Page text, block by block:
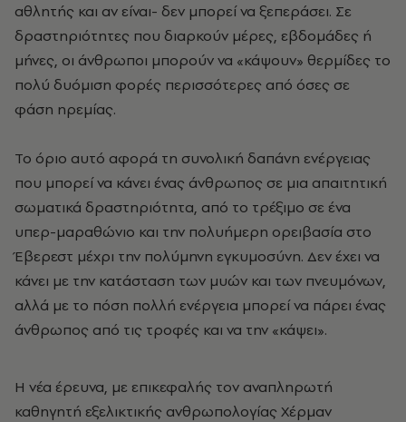
αθλητής και αν είναι- δεν μπορεί να ξεπεράσει. Σε
δραστηριότητες που διαρκούν μέρες, εβδομάδες ή
μήνες, οι άνθρωποι μπορούν να «κάψουν» θερμίδες το
πολύ δυόμιση φορές περισσότερες από όσες σε
φάση ηρεμίας.
Το όριο αυτό αφορά τη συνολική δαπάνη ενέργειας
που μπορεί να κάνει ένας άνθρωπος σε μια απαιτητική
σωματικά δραστηριότητα, από το τρέξιμο σε ένα
υπερ-μαραθώνιο και την πολυήμερη ορειβασία στο
Έβερεστ μέχρι την πολύμηνη εγκυμοσύνη. Δεν έχει να
κάνει με την κατάσταση των μυών και των πνευμόνων,
αλλά με το πόση πολλή ενέργεια μπορεί να πάρει ένας
άνθρωπος από τις τροφές και να την «κάψει».
Η νέα έρευνα, με επικεφαλής τον αναπληρωτή
καθηγητή εξελικτικής ανθρωπολογίας Χέρμαν